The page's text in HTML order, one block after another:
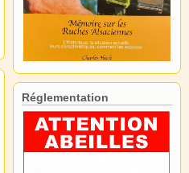
Réglementation